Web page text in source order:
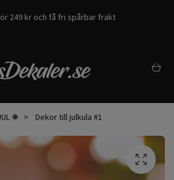
249 kr och få fri spårbar frakt
❅ Dekor till julkula #1